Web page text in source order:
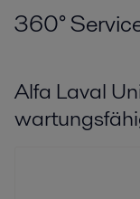
360°
Alfa Laval